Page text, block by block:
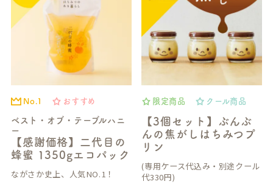
No.1 おすすめ
ベスト・オブ・テーブルハニ
ー
【感謝価格】二代目の
蜂蜜 1350gエコパック
ながさか史上、人気NO.1！
限定商品 クール商品
【3個セット】ぶんぶ
んの焦がしはちみつプ
リン
(専用ケース代込み・別途クール
代330円)